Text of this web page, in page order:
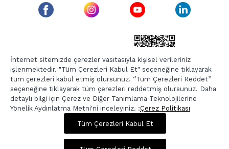
3.989,00 TL Sepette %20 İndirim
ETBIS GÜVEN DAMGASI
Copyright © 2026, Berr-In.com, Tüm Hakları Saklıdır.
Tüm Çerezleri Kabul Et
İnternet sitemizde çerezler vasıtasıyla kişisel verileriniz
işlenmektedir. "Tüm Çerezleri Kabul Et" seçeneğine tıklayarak
tüm çerezleri kabul etmiş olursunuz. ‘’Tüm Çerezleri Reddet’’
seçeneğine tıklayarak tüm çerezleri reddetmiş olursunuz. Daha
detaylı bilgi için Çerez ve Diğer Tanımlama Teknolojilerine
Yönelik Aydınlatma Metni'ni inceleyiniz. :Çerez Politikası